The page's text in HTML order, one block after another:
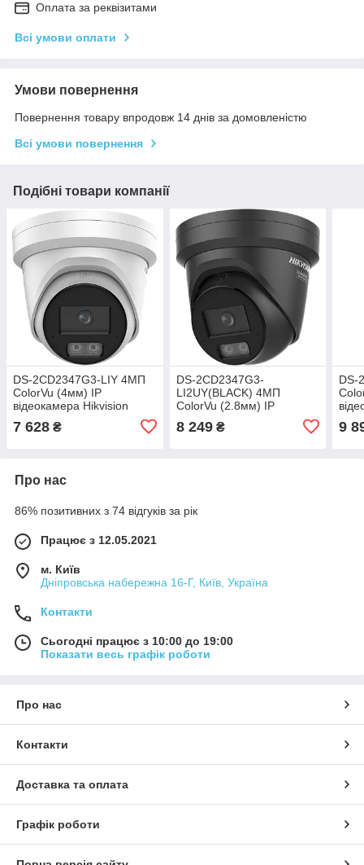
Оплата за реквізитами
Всі умови оплати
Умови повернення
Повернення товару впродовж 14 днів за домовленістю
Всі умови повернення
Подібні товари компанії
DS-2CD2347G3-LIY 4МП
ColorVu (4мм) IP
відеокамера Hikvision
7 628 ₴
DS-2CD2347G3-
LI2UY(BLACK) 4МП
ColorVu (2.8мм) IP
8 249₴
DS-
9
Про нас
86% позитивних з 74 відгуків за рік
Працює з 12.05.2021
м. Київ
Дніпровська набережна 16-Г, Київ, Україна
Контакти
Сьогодні працює з 10:00 до 19:00
Показати весь графік роботи
Про нас
Контакти
Доставка та оплата
Графік роботи